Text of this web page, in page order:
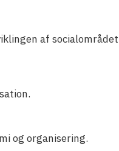
af socialområdet
og organisering.